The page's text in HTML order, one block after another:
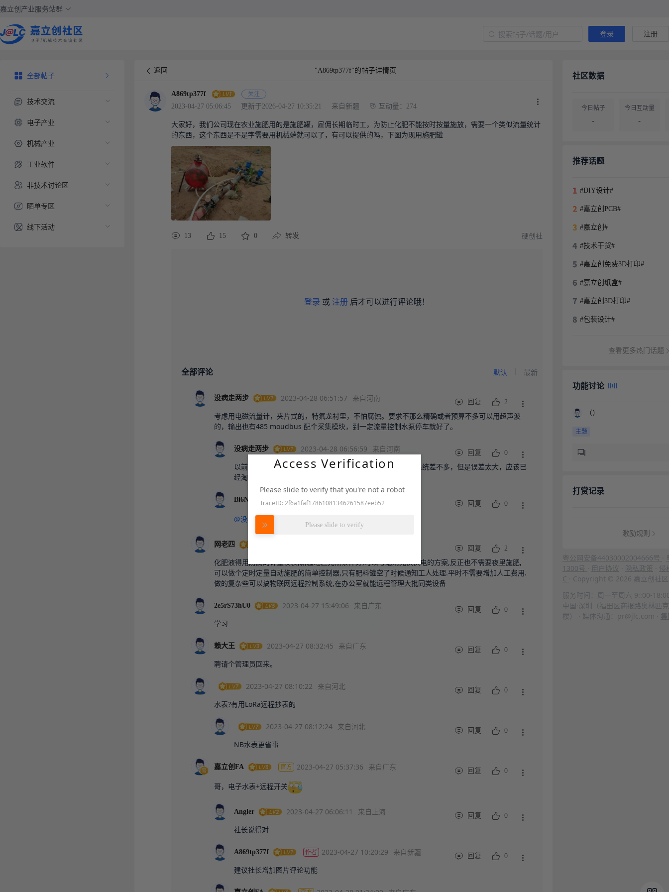
嘉立创产业服务站群
登录 注册
全部帖子
技术交流
电子产业
机械产业
工业软件
非技术讨论区
晒单专区
线下活动
返回 "A869tp377f"的帖子详情页
A869tp377f 关注
2023-04-27 05:06:45 更新于2026-04-27 10:35:21 来自新疆 互动量：274
大家好，我们公司现在农业施肥用的是施肥罐，雇佣长期临时工，为防止化肥不能按时按量施放，需要一个类似流量统计
的东西，这个东西是不是字需要用机械端就可以了，有可以提供的吗，下图为现用施肥罐
13 15 0 转发 硬创社
登录 或 注册 后才可以进行评论哦！
全部评论 默认 最新
没病走两步 2023-04-28 06:51:57 来自河南 回复 2
考虑用电磁流量计，夹片式的，特氟龙衬里，不怕腐蚀。要求不那么精确或者预算不多可以用超声波
的，输出也有485 moudbus 配个采集模块，到一定流量控制水泵停车就好了。
没病走两步 2023-04-28 06:56:59 来自河南 回复 0
以前也见过纯机械的定量流量表，根老式的洗衣机旋钮定时系统差不多，但是误差太大，应该已
经淘汰了
Bi6NCK 2023-04-28 07:52:24 来自河南 回复 0
@没病走两步
网老四 回复 2
化肥液得用防腐的计量仪表,新疆地区光照条件好,可以考虑用光伏供电的方案,反正也不需要夜里施肥,
可以做个定时定量自动施肥的简单控制器,只有肥料罐空了时候通知工人处理.平时不需要增加人工费用.
做的复杂些可以搞物联网远程控制系统,在办公室就能远程管理大批同类设备
2e5rS73hU0 2023-04-27 15:49:06 来自广东 回复 0
学习
赖大王 2023-04-27 08:32:45 来自广东 回复 0
聘请个管理员回来。
2023-04-27 08:10:22 来自河北 回复 0
水表?有用LoRa远程抄表的
2023-04-27 08:12:24 来自河北 回复 0
NB水表更省事
嘉立创FA 官方 2023-04-27 05:37:36 来自广东 回复 0
哥，电子水表+远程开关
Angler 2023-04-27 06:06:11 来自上海 回复 0
社长说得对
A869tp377f 作者 2023-04-27 10:20:29 来自新疆 回复 0
建议社长增加图片评论功能
社区数据
今日帖子
-
今日互动量
-
-
推荐话题
#DIY设计#
#嘉立创PCB#
#嘉立创#
#技术干货#
#嘉立创免费3D打印#
#嘉立创纸盒#
#嘉立创3D打印#
#包装设计#
查看更多热门话题
功能讨论
（）
主题
打赏记录
激励规则
粤公网安备44030002004666号
1300号
用户协议 隐私政策
侵
C
· Copyright © 2026 嘉立创社
服务时间：周一至周六 9::00-
中国·深圳（福田区商报路奥林匹
楼） · 媒体沟通：pr@jlc.com ·
Access Verification
Please slide to verify that you're not a robot
TraceID: 2f6a1faf17861081346261587eeb52
Please slide to verify